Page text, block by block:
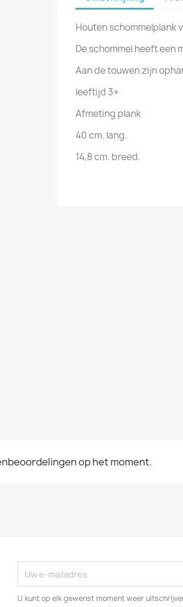
Houten schommelplank
De schommel heeft een
Aan de touwen zijn
leeftijd 3+
Afmeting plank
40 cm. lang.
14,8 cm. breed.
op het moment.
U kunt op elk gewenst moment weer